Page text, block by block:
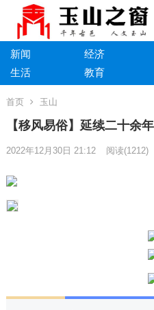
新闻 经济
生活
教育
首页 玉山
【移风易俗】延续二十余
2022年12月30日 21:12 阅读(1212)